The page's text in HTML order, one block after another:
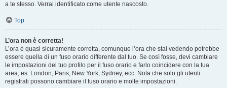
a te stesso. Verrai identificato come utente nascosto.
Top
L’ora non è corretta!
L’ora è quasi sicuramente corretta, comunque l’ora che stai vedendo potrebbe
essere quella di un fuso orario differente dal tuo. Se così fosse, devi cambiare
le impostazioni del tuo profilo per il fuso orario e farlo coincidere con la tua
area, es. London, Paris, New York, Sydney, ecc. Nota che solo gli utenti
registrati possono cambiare il fuso orario e molte impostazioni.